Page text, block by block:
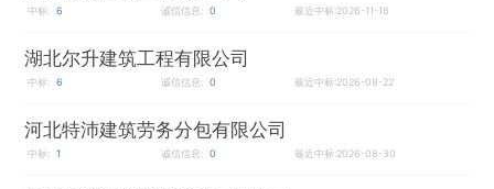
中标: 6 诚信信息: 0 最近中标:2026-11-18
湖北尔升建筑工程有限公司
中标: 6 诚信信息: 0 最近中标:2026-09-22
河北特沛建筑劳务分包有限公司
中标: 1 诚信信息: 0 最近中标:2026-08-30